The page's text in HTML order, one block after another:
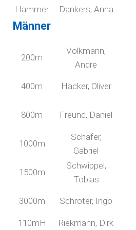
Hammer Dankers, Anna
Männer
200m
Volkmann,
Andre
400m Hacker, Oliver
800m Freund, Daniel
1000m
Schäfer,
Gabriel
1500m
Schwippel,
Tobias
3000m Schröter, Ingo
110mH
Riekmann, Dirk